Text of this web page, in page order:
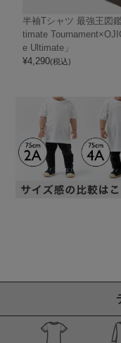
半袖Tシャツ 最強王図
timate
e Ultimate」
¥4,290(税込)